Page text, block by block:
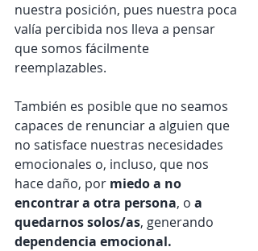
nuestra posición, pues nuestra poca
valía percibida nos lleva a pensar
que somos fácilmente
reemplazables.
También es posible que no seamos
capaces de renunciar a alguien que
no satisface nuestras necesidades
emocionales o, incluso, que nos
hace daño, por miedo a no
encontrar a otra persona, o a
quedarnos solos/as, generando
dependencia emocional.